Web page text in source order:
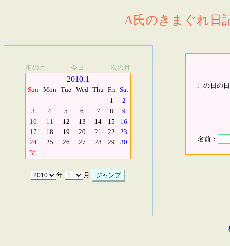
A氏のきまぐれ日
前の月 今日 次の月
2010.1
Sun Mon Tue Wed Thu Fri Sat
1
2
3
4 5 6 7 8
9
10
11 12 13 14 15
16
17
18 19 20 21 22
23
24
25 26 27 28 29
30
31
年 月
この日の
名前：